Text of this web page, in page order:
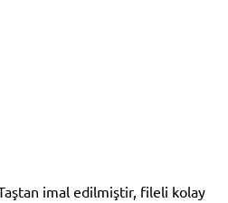
imal edilmiştir, fileli kolay